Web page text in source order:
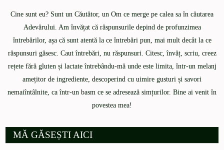
Cine sunt eu? Sunt un Căutător, un Om ce merge pe calea sa în căutarea
Adevărului. Am învățat că răspunsurile depind de profunzimea
întrebărilor, așa că sunt atentă la ce întrebări pun, mai mult decât la ce
răspunsuri găsesc. Caut întrebări, nu răspunsuri. Citesc, învăț, scriu, creez
rețete fără gluten și lactate întrebându-mă unde este limita, într-un melanj
amețitor de ingrediente, descoperind cu uimire gusturi și savori
nemaiîntâlnite, ca într-un basm ce se adresează simțurilor. Bine ai venit în
povestea mea!
MĂ GĂSEȘTI AICI